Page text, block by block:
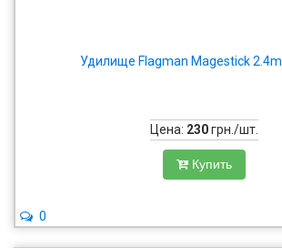
Удилище Flagman Magestick
Цена: 230грн./шт.
Купить
0